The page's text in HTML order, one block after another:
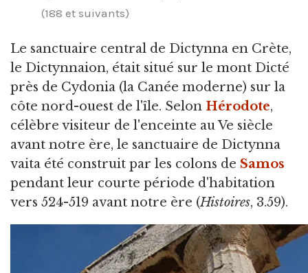
(188 et suivants)
Le sanctuaire central de Dictynna en Crète,
le Dictynnaion, était situé sur le mont Dicté
près de Cydonia (la Canée moderne) sur la
côte nord-ouest de l'île. Selon Hérodote,
célèbre visiteur de l'enceinte au Ve siècle
avant notre ère, le sanctuaire de Dictynna
vaita été construit par les colons de Samos
pendant leur courte période d'habitation
vers 524-519 avant notre ère (Histoires, 3.59).